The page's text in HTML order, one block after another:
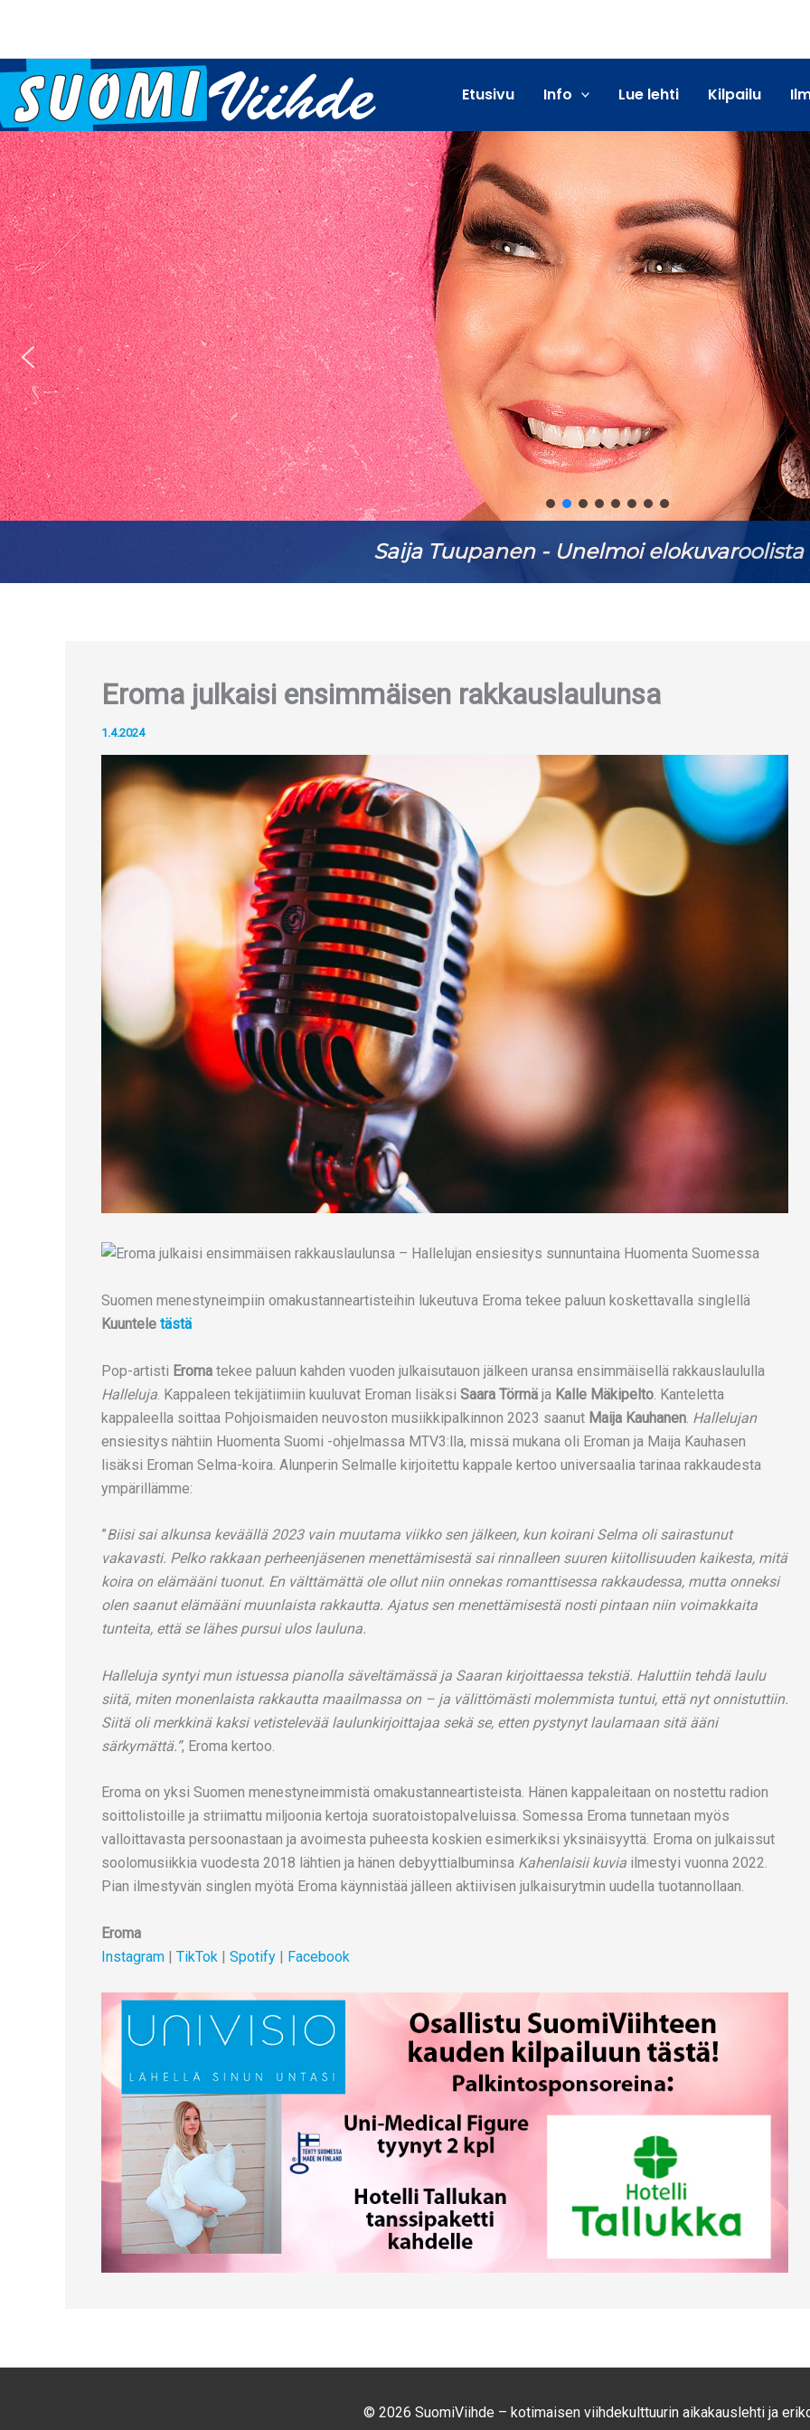
Etusivu Info Lue lehti Kilpailu
Saija Tuupanen - Unelmoi elokuvaroolista
Eroma julkaisi ensimmäisen rakkauslaulunsa
1.4.2024
Suomen menestyneimpiin omakustanneartisteihin lukeutuva Eroma tekee paluun koskettavalla singlellä
Kuuntele tästä
Pop-artisti Eroma tekee paluun kahden vuoden julkaisutauon jälkeen uransa ensimmäisellä rakkauslaululla
Halleluja . Kappaleen tekijätiimiin kuuluvat Eroman lisäksi Saara Törmä ja Kalle Mäkipelto . Kanteletta
kappaleella soittaa Pohjoismaiden neuvoston musiikkipalkinnon 2023 saanut Maija Kauhanen Hallelujan
ensiesitys nähtiin Huomenta Suomi -ohjelmassa MTV3:lla, missä mukana oli Eroman ja Maija Kauhasen
lisäksi Eroman Selma-koira. Alunperin Selmalle kirjoitettu kappale kertoo universaalia tarinaa rakkaudesta
ympärillämme:
”Biisi sai alkunsa keväällä 2023 vain muutama viikko sen jälkeen, kun koirani Selma oli sairastunut
vakavasti. Pelko rakkaan perheenjäsenen menettämisestä sai rinnalleen suuren kiitollisuuden kaikesta, mitä
koira on elämääni tuonut. En välttämättä ole ollut niin onnekas romanttisessa rakkaudessa, mutta onneksi
olen saanut elämääni muunlaista rakkautta. Ajatus sen menettämisestä nosti pintaan niin voimakkaita
tunteita, että se lähes pursui ulos lauluna.
Halleluja syntyi mun istuessa pianolla säveltämässä ja Saaran kirjoittaessa tekstiä. Haluttiin tehdä laulu
siitä, miten monenlaista rakkautta maailmassa on – ja välittömästi molemmista tuntui, että nyt onnistuttiin.
Siitä oli merkkinä kaksi vetistelevää laulunkirjoittajaa sekä se, etten pystynyt laulamaan sitä ääni
särkymättä.”, Eroma kertoo.
Eroma on yksi Suomen menestyneimmistä omakustanneartisteista. Hänen kappaleitaan on nostettu radion
soittolistoille ja striimattu miljoonia kertoja suoratoistopalveluissa. Somessa Eroma tunnetaan myös
valloittavasta persoonastaan ja avoimesta puheesta koskien esimerkiksi yksinäisyyttä. Eroma on julkaissut
soolomusiikkia vuodesta 2018 lähtien ja hänen debyyttialbuminsa Kahenlaisii kuvia ilmestyi vuonna 2022.
Pian ilmestyvän singlen myötä Eroma käynnistää jälleen aktiivisen julkaisurytmin uudella tuotannollaan.
Eroma
Instagram | TikTok | Spotify | Facebook
© 2026 SuomiViihde – kotimaisen viihdekulttuurin aikakauslehti ja